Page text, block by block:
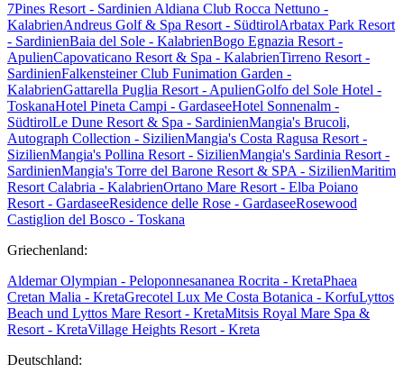
7Pines Resort - Sardinien Aldiana Club Rocca Nettuno -
KalabrienAndreus Golf & Spa Resort - SüdtirolArbatax Park Resort
- SardinienBaia del Sole - KalabrienBogo Egnazia Resort -
ApulienCapovaticano Resort & Spa - KalabrienTirreno Resort -
SardinienFalkensteiner Club Funimation Garden -
KalabrienGattarella Puglia Resort - ApulienGolfo del Sole Hotel -
ToskanaHotel Pineta Campi - GardaseeHotel Sonnenalm -
SüdtirolLe Dune Resort & Spa - SardinienMangia's Brucoli,
Autograph Collection - SizilienMangia's Costa Ragusa Resort -
SizilienMangia's Pollina Resort - SizilienMangia's Sardinia Resort -
SardinienMangia's Torre del Barone Resort & SPA - SizilienMaritim
Resort Calabria - KalabrienOrtano Mare Resort - Elba Poiano
Resort - GardaseeResidence delle Rose - GardaseeRosewood
Castiglion del Bosco - Toskana
Griechenland:
Aldemar Olympian - Peloponnesananea Rocrita - KretaPhaea
Cretan Malia - KretaGrecotel Lux Me Costa Botanica - KorfuLyttos
Beach und Lyttos Mare Resort - KretaMitsis Royal Mare Spa &
Resort - KretaVillage Heights Resort - Kreta
Deutschland: